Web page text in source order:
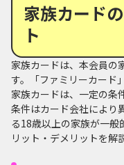
家族カード
ト
家族カードは、本会員の
す。「ファミリーカード
家族カードは、一定の条
条件はカード会社により
る18歳以上の家族が一般
リット・デメリットを解